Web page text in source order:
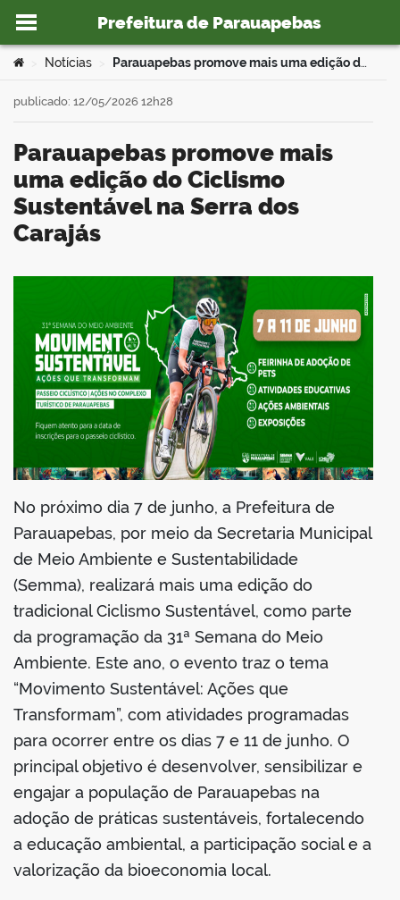
Ir para o conteúdo
Prefeitura de Parauapebas
portal
Você está aqui:
Notícias Parauapebas promove mais uma edição do Ciclismo Sustentável na Serra dos Carajás
Parauapebas promove mais
uma edição do Ciclismo
Sustentável na Serra dos
Carajás
publicado: 12/05/2026 12h28
No próximo dia 7 de junho, a Prefeitura de
Parauapebas, por meio da Secretaria Municipal
de Meio Ambiente e Sustentabilidade
(Semma), realizará mais uma edição do
tradicional Ciclismo Sustentável, como parte
da programação da 31ª Semana do Meio
Ambiente. Este ano, o evento traz o tema
“Movimento Sustentável: Ações que
Transformam”, com atividades programadas
para ocorrer entre os dias 7 e 11 de junho. O
principal objetivo é desenvolver, sensibilizar e
engajar a população de Parauapebas na
adoção de práticas sustentáveis, fortalecendo
a educação ambiental, a participação social e a
valorização da bioeconomia local.